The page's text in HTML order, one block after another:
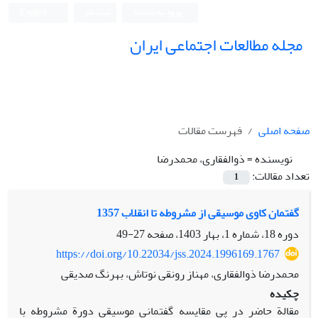
مجله مطالعات اجتماعی ایران
صفحه اصلی
فهرست مقالات
نویسنده =ذوالفقاری، محمدرضا
تعداد مقالات:
1
گفتمان کاوی موسیقی از مشروطه تا انقلاب 1357
دوره 18، شماره 1، بهار 1403، صفحه
27-49
https://doi.org/10.22034/jss.2024.1996169.1767
محمدرضا ذوالفقاری، مهناز رونقی نوتاش، بهرنگ صدیقی
چکیده
مقالة حاضر در پی مقایسه گفتمانی موسیقی دورة مشروطه با